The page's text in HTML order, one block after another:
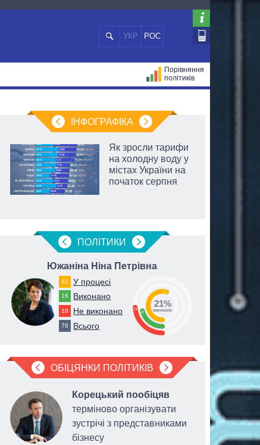
УКР РОС
Порівняння
політиків
ІНФОГРАФІКА
Як зросли тарифи
на холодну воду у
містах України на
початок серпня
ПОЛIТИКИ
Южаніна Ніна Петрівна
42 У процесі
16 Виконано
18 Не виконано
76 Всього
24
21
55
21%
виконано
ОБІЦЯНКИ ПОЛІТИКІВ
Корецький пообіцяв
терміново організувати
зустрічі з представниками
бізнесу